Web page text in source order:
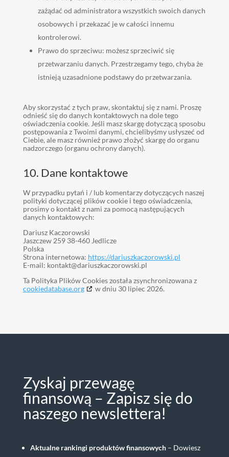
zażądać od administratora wszystkich swoich danych
osobowych i przekazać je w całości innemu
kontrolerowi.
Prawo do sprzeciwu: możesz sprzeciwić się
przetwarzaniu danych. Przestrzegamy tego, chyba że
istnieją uzasadnione podstawy do przetwarzania.
Aby skorzystać z tych praw, skontaktuj się z nami. Proszę
odnieść się do danych kontaktowych na dole tego
oświadczenia cookie. Jeśli masz skargę dotyczącą sposobu
postępowania z Twoimi danymi, chcielibyśmy usłyszeć od
Ciebie, ale masz również prawo złożyć skargę do organu
nadzorczego (organu ochrony danych).
10. Dane kontaktowe
W przypadku pytań i / lub komentarzy dotyczących naszej
polityki dotyczącej plików cookie i tego oświadczenia,
prosimy o kontakt z nami za pomocą następujących
danych kontaktowych:
Dariusz Kaczorowski
Jaszczew 259 38-460 Jedlicze
Polska
Strona internetowa: https://dariuszkaczorowski.pl
E-mail: kontakt@dariuszkaczorowski.pl
Ta Polityka Plików Cookies została zsynchronizowana z
cookiedatabase.org
w dniu 30 lipiec 2026.
Zyskaj przewagę
finansową – Zapisz się do
naszego newslettera!
Aktualne rankingi produktów finansowych– Dowiesz